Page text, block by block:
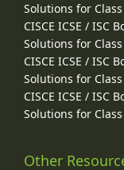
Solutions for
CISCE ICSE / ISC
Solutions for
CISCE ICSE / ISC
Solutions for
CISCE ICSE / ISC
Solutions for
Other